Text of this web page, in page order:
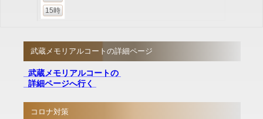
15時
武蔵メモリアルコートの詳細ページ
武蔵メモリアルコートの
詳細ページへ行く
コロナ対策